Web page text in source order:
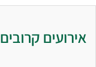
אירועים קרובים